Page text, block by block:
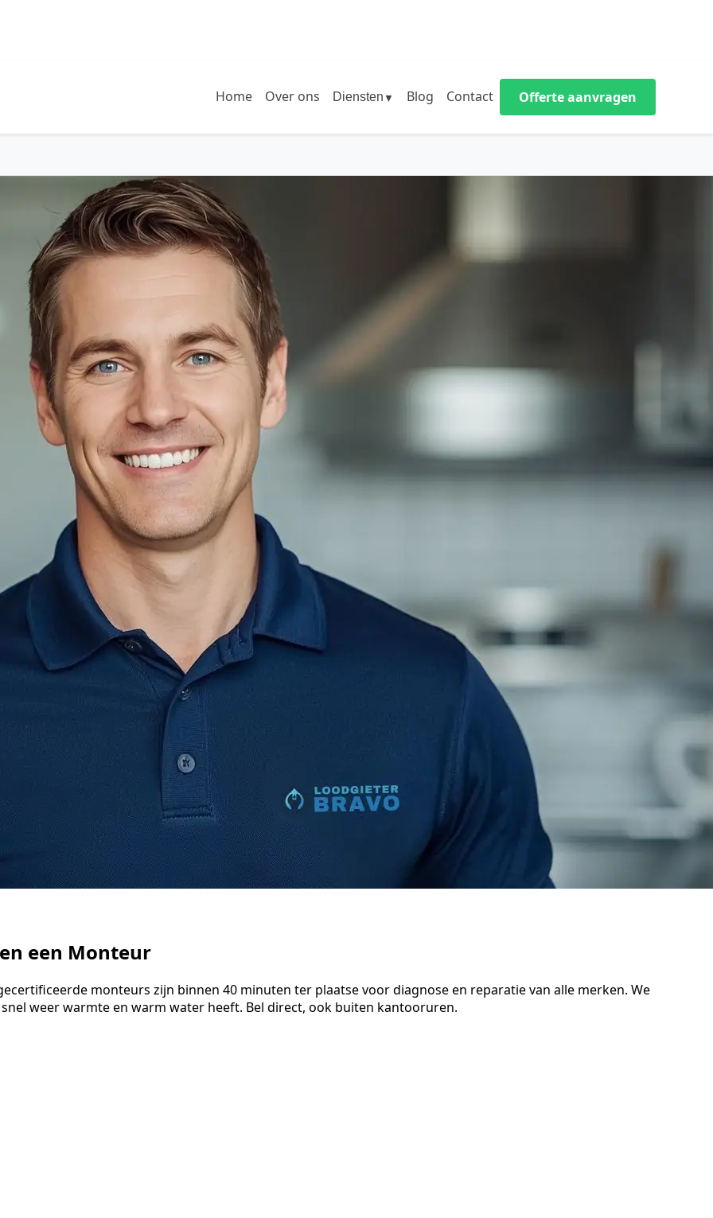
Home Over ons Diensten ▼ Blog Contact Offerte aanvragen
een Monteur
monteurs zijn binnen 40 minuten ter plaatse voor diagnose en reparatie van alle merken. We
weer warmte en warm water heeft. Bel direct, ook buiten kantooruren.